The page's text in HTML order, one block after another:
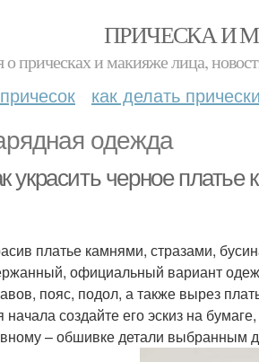
ПРИЧЕСКА И
прическах и макияже лица,
как делать
одежда
украсить черное
платье камнями, стразами,
официальный вариант
пояс, подол, а также вырез
начала создайте его эскиз на
– обшивке детали выбранным